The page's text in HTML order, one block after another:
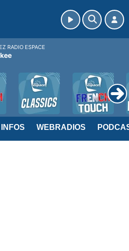
INFOS WEBRADIOS
RADIO ESPACE